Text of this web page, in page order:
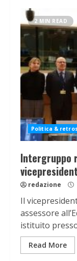
2 MIN READ
Politica &
Intergruppo
redazione
Il
assessore
istituito
Read More